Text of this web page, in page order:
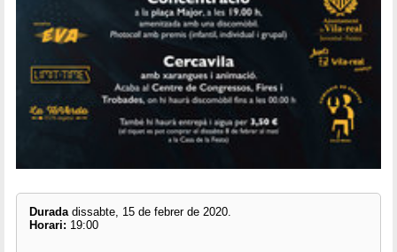
Durada dissabte, 15 de febrer de 2020.
Horari: 19:00